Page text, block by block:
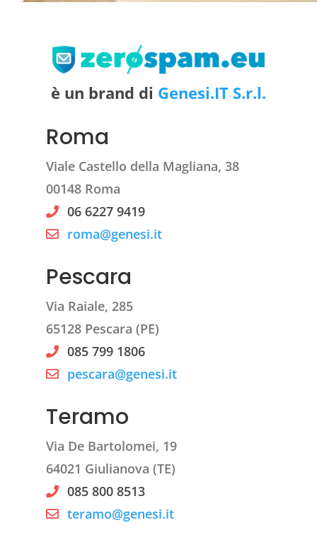
è un brand di Genesi.IT S.r.l.
Roma
Viale Castello della Magliana, 38
00148 Roma
06 6227 9419
roma@genesi.it
Pescara
Via Raiale, 285
65128 Pescara (PE)
085 799 1806
pescara@genesi.it
Teramo
Via De Bartolomei, 19
64021 Giulianova (TE)
085 800 8513
teramo@genesi.it